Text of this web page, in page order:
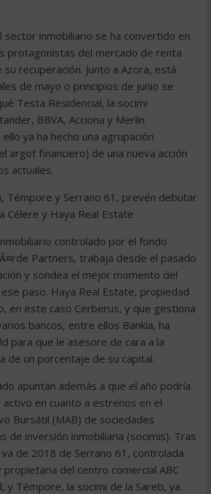
sector inmobiliario se ha convertido en
protagonistas del mercado de renta
recuperación. Junto a Azora, está
de mayo o principios de junio se
Testa Residencial, la socimi
BBVA, Acciona y Merlin
ya ha hecho una agrupación
argot financiero) de una nueva acción
actuales.
Témpore y Serrano 61, prevén debutar
Célere y Haya Real Estate
controlado por el fondo
Partners, trabaja desde el pasado
y sondea el mejor momento del
paso. Haya Real Estate, propiedad
en este caso Cerberus, y que gestiona
bancos, entre ellos Bankia, ha
para que le asesore de cara a la
de un porcentaje de su capital.
apuntan además a que el año podría
en cuanto a estrenos en el
Bursátil (MAB) de sociedades
de inversión inmobiliaria (socimis). Tras
de 2018 de Serrano 61, controlada
propietaria del centro comercial ABC
y Témpore, la socimi de la Sareb, ya